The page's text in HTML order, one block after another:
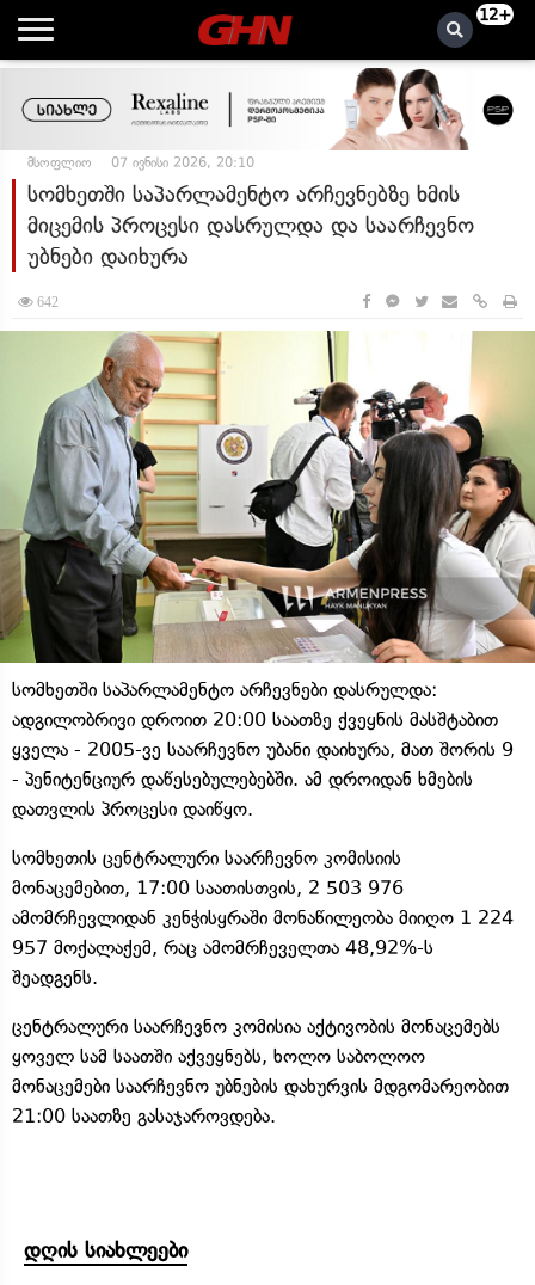
12+
მსოფლიო 07 ივნისი 2026, 20:10
სომხეთში საპარლამენტო არჩევნებზე ხმის
მიცემის პროცესი დასრულდა და საარჩევნო
უბნები დაიხურა
642
სომხეთში საპარლამენტო არჩევნები დასრულდა:
ადგილობრივი დროით 20:00 საათზე ქვეყნის მასშტაბით
ყველა - 2005-ვე საარჩევნო უბანი დაიხურა, მათ შორის 9
- პენიტენციურ დაწესებულებებში. ამ დროიდან ხმების
დათვლის პროცესი დაიწყო.
სომხეთის ცენტრალური საარჩევნო კომისიის
მონაცემებით, 17:00 საათისთვის, 2 503 976
ამომრჩევლიდან კენჭისყრაში მონაწილეობა მიიღო 1 224
957 მოქალაქემ, რაც ამომრჩეველთა 48,92%-ს
შეადგენს.
ცენტრალური საარჩევნო კომისია აქტივობის მონაცემებს
ყოველ სამ საათში აქვეყნებს, ხოლო საბოლოო
მონაცემები საარჩევნო უბნების დახურვის მდგომარეობით
21:00 საათზე გასაჯაროვდება.
დღის სიახლეები